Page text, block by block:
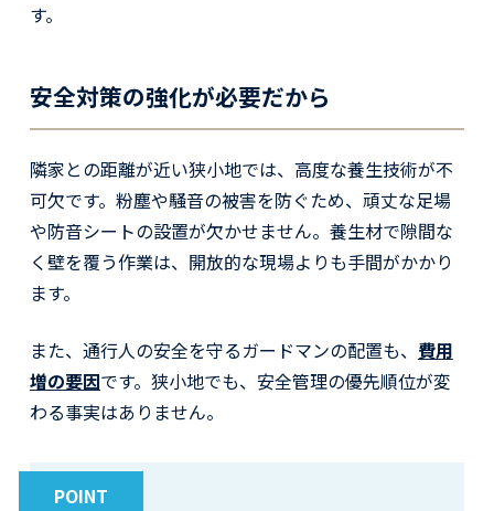
す。
安全対策の強化が必要だから
隣家との距離が近い狭小地では、高度な養生技術が不
可欠です。粉塵や騒音の被害を防ぐため、頑丈な足場
や防音シートの設置が欠かせません。養生材で隙間な
く壁を覆う作業は、開放的な現場よりも手間がかかり
ます。
また、通行人の安全を守るガードマンの配置も、 費用
増の要因です。狭小地でも、安全管理の優先順位が変
わる事実はありません。
POINT